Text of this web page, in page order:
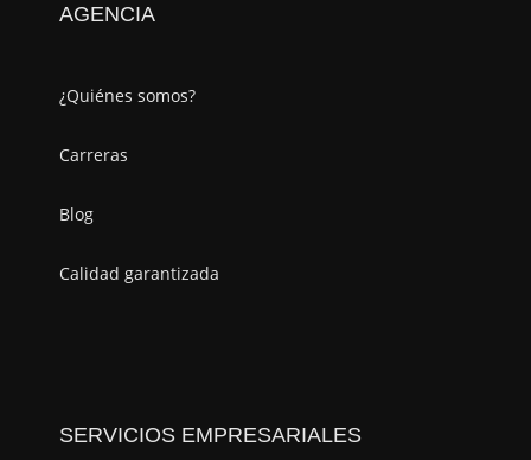
AGENCIA
¿Quiénes somos?
Carreras
Blog
Calidad garantizada
SERVICIOS EMPRESARIALES